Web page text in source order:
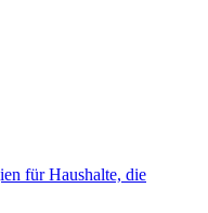
für Haushalte, die